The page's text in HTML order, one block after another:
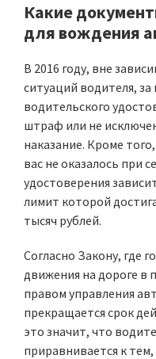
Какие
для вождения
В 2016 году, вне
ситуаций водителя,
водительского
штраф или не
наказание. Кроме
вас не оказалось при
удостоверения
лимит которой
тысяч рублей.
Согласно Закону, где
движения на дороге в
правом управления
прекращается срок
это значит, что
приравнивается к